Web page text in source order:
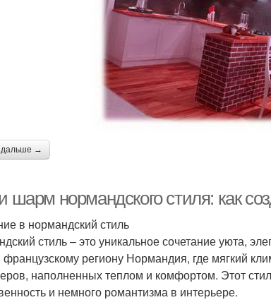
дальше →
шарм нормандского стиля: как
в нормандский стиль
стиль – это уникальное сочетание уюта,
французскому региону Нормандия, где мягкий
наполненных теплом и комфортом. Этот
и немного романтизма в интерьере.